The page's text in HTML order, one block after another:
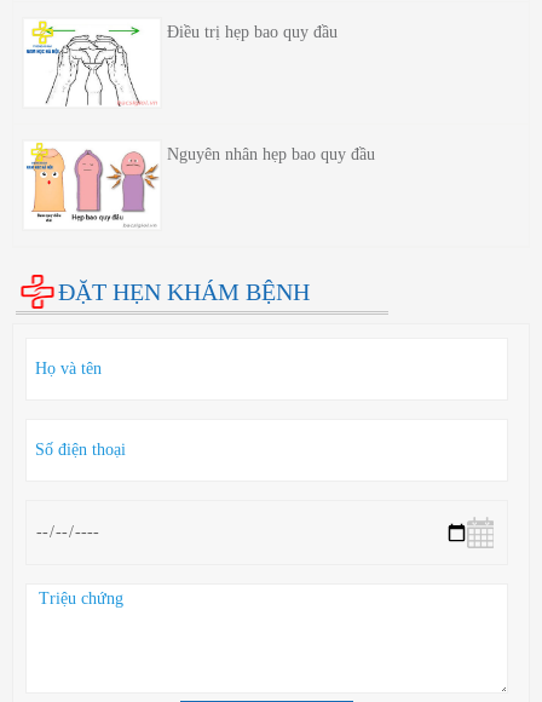
Điều trị hẹp bao quy đầu
Nguyên nhân hẹp bao quy đầu
ĐẶT HẸN KHÁM BỆNH